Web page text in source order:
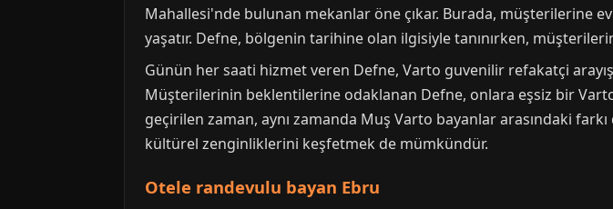
Mahallesi'nde bulunan mekanlar öne çıkar. Burada, müşterilerine
yaşatır. Defne, bölgenin tarihine olan ilgisiyle tanınırken,
Günün her saati hizmet veren Defne, Varto guvenilir refakatçi
Müşterilerinin beklentilerine odaklanan Defne, onlara eşsiz bir
geçirilen zaman, aynı zamanda Muş Varto bayanlar arasındaki
kültürel zenginliklerini keşfetmek de mümkündür.
Otele randevulu bayan Ebru